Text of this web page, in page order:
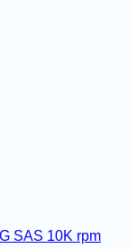
SAS 10K rpm